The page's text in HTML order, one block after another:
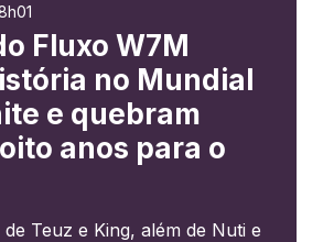
Fluxo W7M
no Mundial
e quebram
anos para o
Teuz e King, além de Nuti e